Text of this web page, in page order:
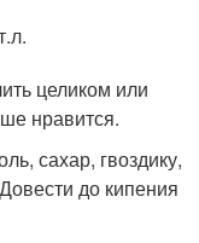
целиком или
нравится.
сахар, гвоздику,
до кипения